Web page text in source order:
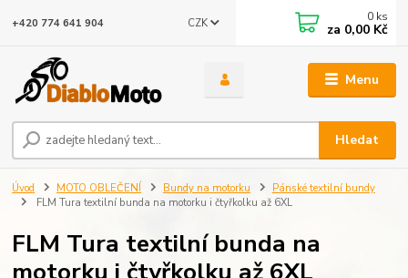
Menu
CZK
Hledat
+420 774 641 904 0 ks
za 0,00 Kč
Úvod MOTO OBLEČENÍ Bundy na motorku
Pánské textilní bundy
FLM Tura textilní bunda na motorku i čtyřkolku až 6XL
FLM Tura textilní bunda na